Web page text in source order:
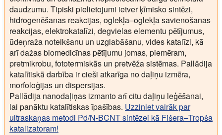
daudzumu. Tipiski pielietojumi ietver ķīmisko sintēzi,
hidrogenēšanas reakcijas, oglekļa–oglekļa savienošanas
reakcijas, elektrokatalīzi, degvielas elementu pētījumus,
ūdeņraža noteikšanu un uzglabāšanu, vides katalīzi, kā
arī dažas biomedicīnas pētījumu jomas, piemēram,
pretmikrobu, fototermiskās un pretvēža sistēmas. Pallādija
katalītiskā darbība ir cieši atkarīga no daļiņu izmēra,
morfoloģijas un dispersijas.
Pallādija nanodaļiņas izmanto arī citu daļiņu leģēšanai,
lai panāktu katalītiskas īpašības. Uzziniet vairāk par
ultraskaņas metodi Pd/N-BCNT sintēzei kā Fišera–Tropša
katalizatoram!